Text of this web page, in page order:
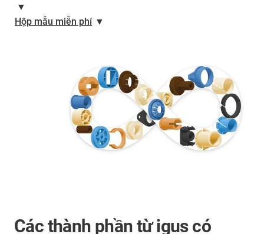
▼
Hộp mẫu miễn phí ▼
Các thành phần từ igus có